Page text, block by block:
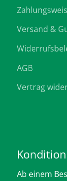
Versand &
AGB
Vertrag
Ab einem